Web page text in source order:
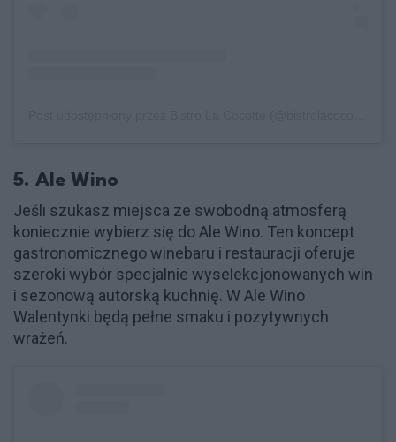
5. Ale Wino
Jeśli szukasz miejsca ze swobodną atmosferą
koniecznie wybierz się do Ale Wino. Ten koncept
gastronomicznego winebaru i restauracji oferuje
szeroki wybór specjalnie wyselekcjonowanych win
i sezonową autorską kuchnię. W Ale Wino
Walentynki będą pełne smaku i pozytywnych
wrażeń.